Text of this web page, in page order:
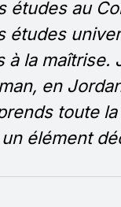
études au
études
à la maîtrise.
en
toute
élément